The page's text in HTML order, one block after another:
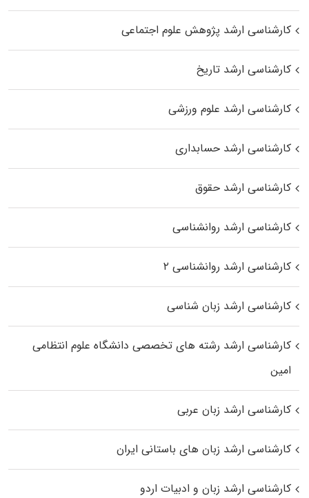
کارشناسی ارشد پژوهش علوم اجتماعی
کارشناسی ارشد تاریخ
کارشناسی ارشد علوم ورزشی
کارشناسی ارشد حسابداری
کارشناسی ارشد حقوق
کارشناسی ارشد روانشناسی
کارشناسی ارشد روانشناسی ۲
کارشناسی ارشد زبان شناسی
کارشناسی ارشد رﺷﺘﻪ ﻫﺎی تخصصی داﻧﺸﮕﺎه ﻋﻠﻮم انتظامی
اﻣﻴﻦ
کارشناسی ارشد زبان عربی
کارشناسی ارشد زبان‌ های باستانی ایران
کارشناسی ارشد زبان و ادبیات اردو